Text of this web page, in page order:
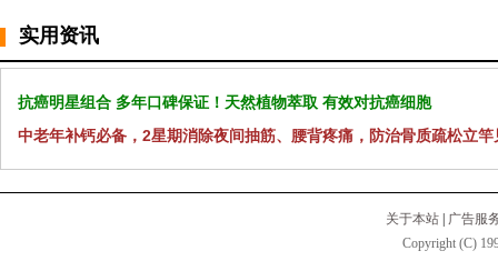
实用资讯
抗癌明星组合 多年口碑保证！天然植物萃取 有效对抗癌细胞
中老年补钙必备，2星期消除夜间抽筋、腰背疼痛，防治骨质疏松立竿
关于本站
广告服
Copyright (C)